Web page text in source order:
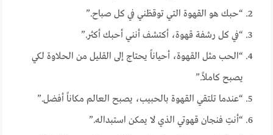
“حبك هو القهوة التي توقظني في كل صباح.”
“في كل رشفة قهوة، أكتشف أنني أحبك أكثر.”
“الحب مثل القهوة، أحياناً يحتاج إلى القليل من الحلاوة لكي
يصبح كاملاً.”
“عندما تلتقي القهوة بالحبيب، يصبح العالم مكاناً أفضل.”
“أنتِ فنجان قهوتي الذي لا يمكن استبداله.”